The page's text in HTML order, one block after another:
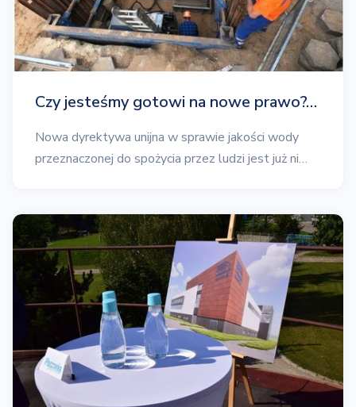
Czy jesteśmy gotowi na nowe prawo?…
Nowa dyrektywa unijna w sprawie jakości wody
przeznaczonej do spożycia przez ludzi jest już ni…